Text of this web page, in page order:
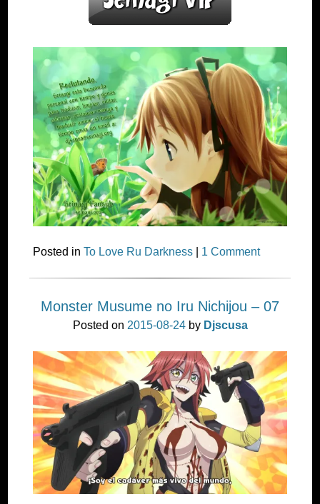
Posted inTo Love Ru Darkness 1 Comment
Monster Musume no Iru Nichijou – 07
Posted on 2015-08-24by Djscusa